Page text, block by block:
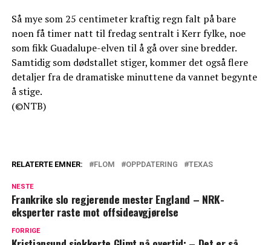
Så mye som 25 centimeter kraftig regn falt på bare
noen få timer natt til fredag sentralt i Kerr fylke, noe
som fikk Guadalupe-elven til å gå over sine bredder.
Samtidig som dødstallet stiger, kommer det også flere
detaljer fra de dramatiske minuttene da vannet begynte
å stige.
(©NTB)
RELATERTE EMNER: FLOM OPPDATERING TEXAS
NESTE
Frankrike slo regjerende mester England – NRK-
eksperter raste mot offsideavgjørelse
FORRIGE